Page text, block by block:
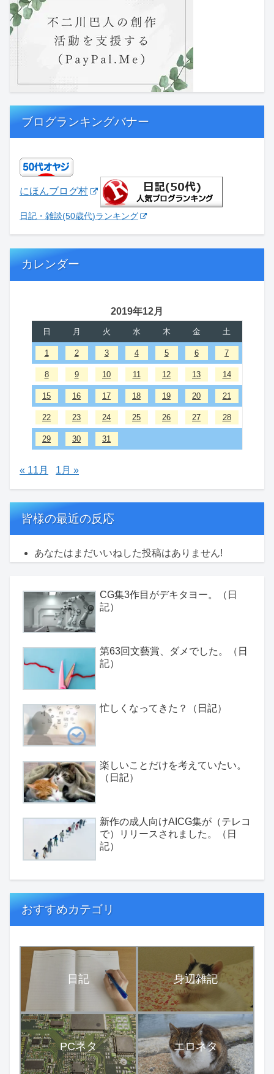
ブログランキングバナー
にほんブログ村
日記・雑談(50歳代)ランキング
カレンダー
2019年12月
日 月 火 水 木 金 土
1 2 3 4 5 6 7
8 9 10 11 12 13 14
15 16 17 18 19 20 21
22 23 24 25 26 27 28
29 30 31
« 11月 1月 »
皆様の最近の反応
あなたはまだいいねした投稿はありません!
CG集3作目がデキタヨー。（日
記）
第63回文藝賞、ダメでした。（日
記）
忙しくなってきた？（日記）
楽しいことだけを考えていたい。
（日記）
新作の成人向けAICG集が（テレコ
で）リリースされました。（日
記）
おすすめカテゴリ
日記 身辺雑記
PCネタ エロネタ